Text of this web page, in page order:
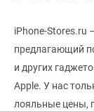
iPhone-Stores.ru
предлагающий
и других
Apple. У нас
лояльные цены,